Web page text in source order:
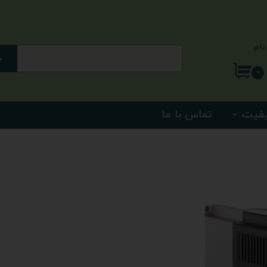
من
تماس با ما
۰